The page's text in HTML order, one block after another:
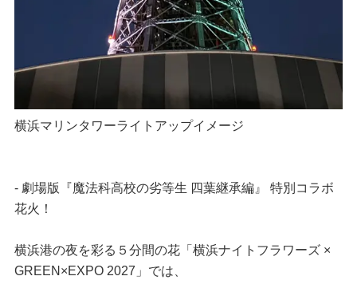
横浜マリンタワーライトアップイメージ
- 劇場版『魔法科高校の劣等生 四葉継承編』 特別コラボ
花火！
横浜港の夜を彩る５分間の花「横浜ナイトフラワーズ ×
GREEN×EXPO 2027」では、